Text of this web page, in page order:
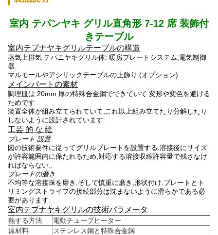
室内 テパンヤキ グリル直角形 7-12 席 装飾付
きテーブル
室内テプナヤキグリルテーブルの構造
蒸気上排気 テパニヤキグリル体: 暖房プレートシステム,電気制御
器.
マルモールやアシリックテーブルの上飾り (オプション)
メインパートの素材
調理皿は 20mm 厚の特殊合金鋼でできていて 変形や変色を避ける
ためです
装置全体が組み立てられていて,これ以上組み立てたり分解したり
しないように設計されています.
工芸 的 な 絵
プレート 設置
図の技術要件に従ってグリルプレートを設置する.溶接後にサイズ
が許容範囲内に保たれるため,対応する溶接収縮許容量で残さなけ
ればならない..
プレートの磨き
不均等な溶接珠を磨き,そして慎重に磨き,形状付け.プレートとト
リミングストライプの接続部分は沈まないように滑らかである必
要があります.
室内テプナヤキグリルの技術パラメータ
熱する方法
電動チューブヒーター
原材料
ステンレス鋼と特殊合金鋼